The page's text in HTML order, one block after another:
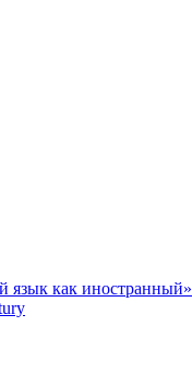
язык как иностранный»